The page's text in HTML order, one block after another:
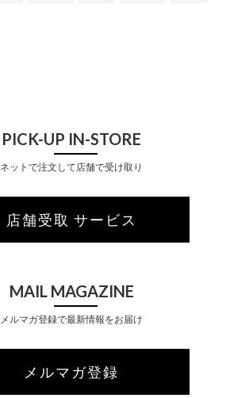
PICK-UP IN-STORE
ネットで注文して店舗で受け取り
店舗受取 サービス
MAIL MAGAZINE
メルマガ登録で最新情報をお届け
メルマガ登録